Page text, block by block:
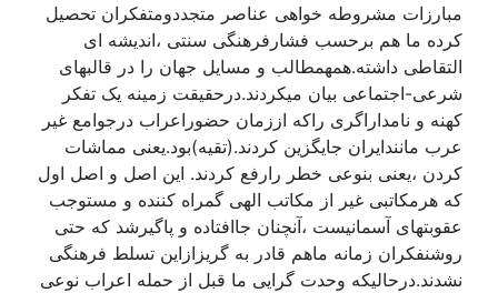
مبارزات مشروطه خواهی عناصر متجددومتفکران تحصیل
کرده ما هم برحسب فشارفرهنگی سنتی ،اندیشه ای
التقاطی داشته.همهمطالب و مسایل جهان را در قالبهای
شرعی-اجتماعی بیان میکردند.درحقیقت زمینه یک تفکر
کهنه و نامداراگری راکه اززمان حضوراعراب درجوامع غیر
عرب مانندایران جایگزین کردند.(تقیه)بود.یعنی مماشات
کردن ،یعنی بنوعی خطر رارفع کردند. این اصل و اصل اول
که هرمکاتبی غیر از مکاتب الهی گمراه کننده و مستوجب
عقوبتهای آسمانیست ،آنچنان جاافتاده و پاگیرشد که حتی
روشنفکران زمانه ماهم قادر به گریزازاین تسلط فرهنگی
نشدند.درحالیکه وحدت گرایی ما قبل از حمله اعراب نوعی